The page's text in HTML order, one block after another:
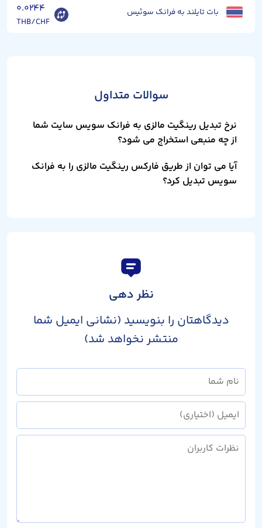
بات تایلند به فرانک سوئیس ۰.۰۲۴۴
THB/CHF
سوالات متداول
نرخ تبدیل رینگیت مالزی به فرانک سویس سایت شما
از چه منبعی استخراج می شود؟
آیا می توان از طریق فارکس رینگیت مالزی را به فرانک
سویس تبدیل کرد؟
نظر دهی
دیدگاهتان را بنویسید (نشانی ایمیل شما
منتشر نخواهد شد)